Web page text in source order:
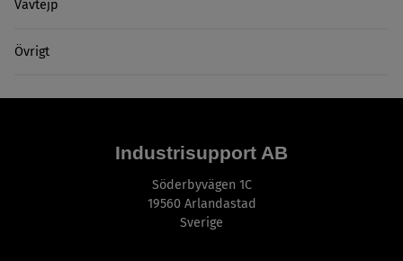
Vävtejp
Övrigt
Industrisupport AB
Söderbyvägen 1C
19560 Arlandastad
Sverige